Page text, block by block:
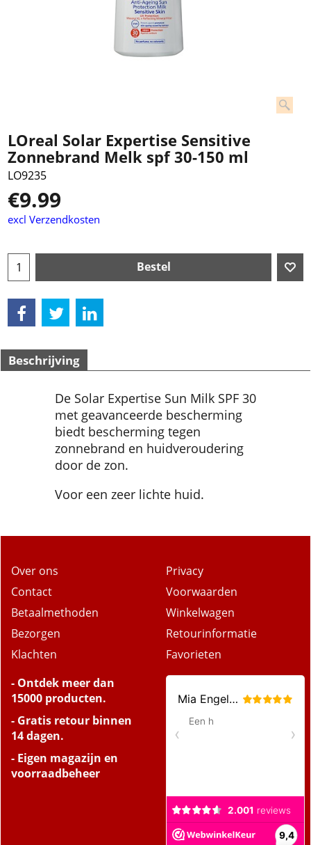
LOreal Solar Expertise Sensitive
Zonnebrand Melk spf 30-150 ml
LO9235
€9.99
excl Verzendkosten
Bestel
Beschrijving
De Solar Expertise Sun Milk SPF 30
met geavanceerde bescherming
biedt bescherming tegen
zonnebrand en huidveroudering
door de zon.
Voor een zeer lichte huid.
Over ons
Contact
Betaalmethoden
Bezorgen
Klachten
Privacy
Voorwaarden
Winkelwagen
Retourinformatie
Favorieten
- Ontdek meer dan
15000 producten.
- Gratis retour binnen
14 dagen.
- Eigen magazijn en
voorraadbeheer